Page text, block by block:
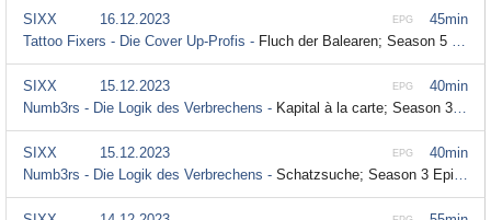
45min
EPG
SIXX
16.12.2023
Tattoo Fixers - Die Cover Up-Profis - Fluch der Balearen; Season 5 Episode 9
40min
EPG
SIXX
15.12.2023
Numb3rs - Die Logik des Verbrechens - Kapital à la carte; Season 3 Episode 14
40min
EPG
SIXX
15.12.2023
Numb3rs - Die Logik des Verbrechens - Schatzsuche; Season 3 Episode 13